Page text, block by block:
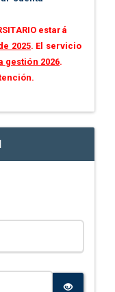
estará
2025. El servicio
gestión 2026.